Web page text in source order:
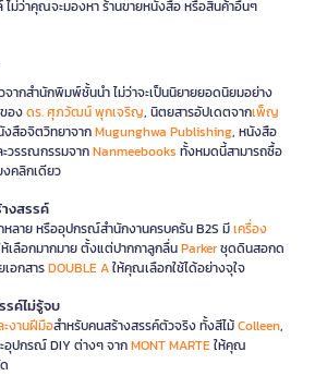
ม่ว่าคุณจะมองหา ร้านขายหนังสือ หรือสินค้าอื่นๆ
จากสำนักพิมพ์ชั้นนำ ไม่ว่าจะเป็นนิยายยอดนิยมอย่าง
องดร. ศุภวัฒน์ พุกเจริญ, นิตยสารอัปเดตจากเพ็ญ
งสือจิตวิทยาจากMugunghwa Publishing, หนังสือ
วรรณกรรมจากNanmeebooks ทั้งหมดนี้สามารถซื้อ
คลิกเดียว
งสรรค์
ลาย หรืออุปกรณ์สำนักงานครบครัน B2S มีเครื่อง
ห้เลือกมากมาย ตั้งแต่ปากกาลูกลื่นParkerชุดดินสอกด
อกสารDOUBLE Aให้คุณเลือกใช้ได้อย่างจุใจ
รค์ไม่รู้จบ
งานฝีมือสำหรับคนสร้างสรรค์ตัวจริง ทั้งสีไม้Colleen,
อุปกรณ์ DIY ต่างๆ จากMONT MARTEให้คุณ